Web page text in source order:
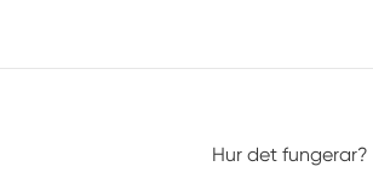
Hur det fungerar?